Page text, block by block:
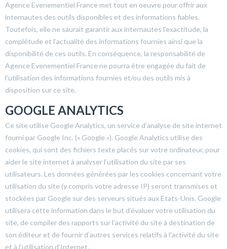
Agence Evenementiel France met tout en oeuvre pour offrir aux
internautes des outils disponibles et des informations fiables.
Toutefois, elle ne saurait garantir aux internautes l’exactitude, la
complétude et l’actualité des informations fournies ainsi que la
disponibilité de ces outils. En conséquence, la responsabilité de
Agence Evenementiel France ne pourra être engagée du fait de
l’utilisation des informations fournies et/ou des outils mis à
disposition sur ce site.
GOOGLE ANALYTICS
Ce site utilise Google Analytics, un service d’analyse de site internet
fourni par Google Inc. (« Google »). Google Analytics utilise des
cookies, qui sont des fichiers texte placés sur votre ordinateur, pour
aider le site internet à analyser l’utilisation du site par ses
utilisateurs. Les données générées par les cookies concernant votre
utilisation du site (y compris votre adresse IP) seront transmises et
stockées par Google sur des serveurs situés aux Etats-Unis. Google
utilisera cette information dans le but d’évaluer votre utilisation du
site, de compiler des rapports sur l’activité du site à destination de
son éditeur et de fournir d’autres services relatifs à l’activité du site
et à l’utilisation d’Internet.